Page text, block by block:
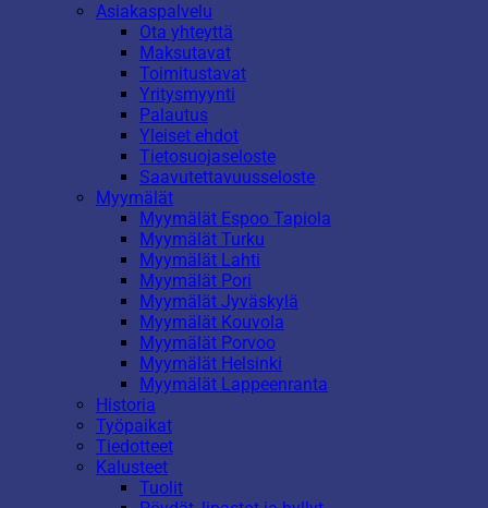
Asiakaspalvelu
Ota yhteyttä
Maksutavat
Toimitustavat
Yritysmyynti
Palautus
Yleiset ehdot
Tietosuojaseloste
Saavutettavuusseloste
Myymälät
Myymälät Espoo Tapiola
Myymälät Turku
Myymälät Lahti
Myymälät Pori
Myymälät Jyväskylä
Myymälät Kouvola
Myymälät Porvoo
Myymälät Helsinki
Myymälät Lappeenranta
Historia
Työpaikat
Tiedotteet
Kalusteet
Tuolit